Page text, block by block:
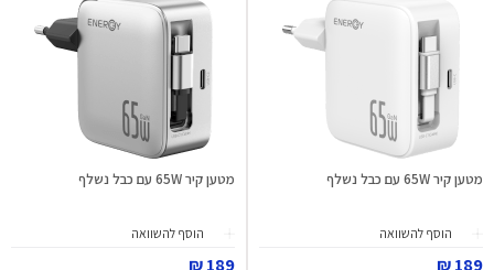
מטען קיר 65W עם כבל נשלף
הוסף להשוואה
189 ₪
מטען קיר 65W עם כבל נשלף
הוסף להשוואה
189 ₪